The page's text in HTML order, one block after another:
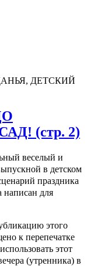
ДЕТСКИЙ
(стр. 2)
веселый и
в детском
праздника
написан для
этого
к перепечатке
этот
(утренника) в